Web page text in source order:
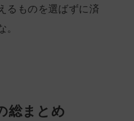
るものを選ばずに済
総まとめ